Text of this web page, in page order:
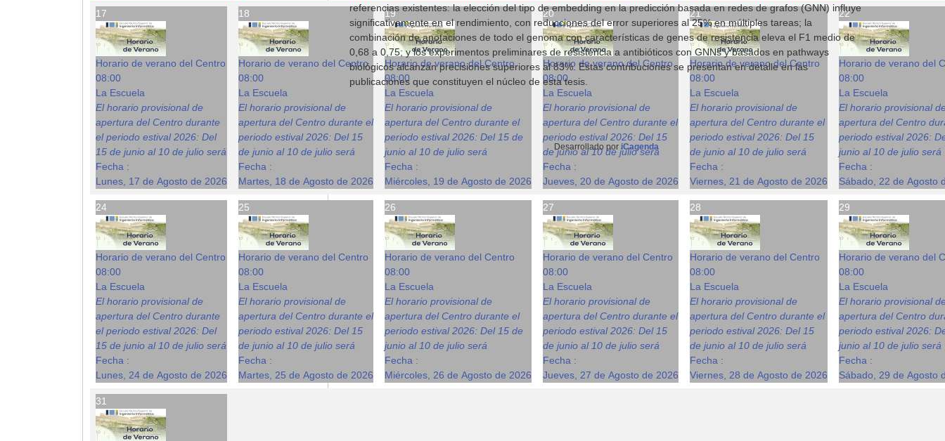
17
Horario de verano del Centro
08:00
La Escuela
El horario provisional de
apertura del Centro durante
el periodo estival 2026: Del
15 de junio al 10 de julio será
Fecha :
Lunes, 17 de Agosto de 2026
18
Horario de verano del Centro
08:00
La Escuela
El horario provisional de
apertura del Centro durante el
periodo estival 2026: Del 15
de junio al 10 de julio será
Fecha :
Martes, 18 de Agosto de 2026
19
Horario de verano del Centro
08:00
La Escuela
El horario provisional de
apertura del Centro durante el
periodo estival 2026: Del 15 de
junio al 10 de julio será
Fecha :
Miércoles, 19 de Agosto de 2026
20
Horario de verano del Centro
08:00
La Escuela
El horario provisional de
apertura del Centro durante el
periodo estival 2026: Del 15
de junio al 10 de julio será
Fecha :
Jueves, 20 de Agosto de 2026
21
Horario de verano del Centro
08:00
La Escuela
El horario provisional de
apertura del Centro durante el
periodo estival 2026: Del 15
de junio al 10 de julio será
Fecha :
Viernes, 21 de Agosto de 2026
22
Horario de verano del
08:00
La Escuela
El horario provisional
apertura del Centro
periodo estival 2026:
junio al 10 de julio será
Fecha :
Sábado, 22 de Agosto
24
Horario de verano del Centro
08:00
La Escuela
El horario provisional de
apertura del Centro durante
el periodo estival 2026: Del
15 de junio al 10 de julio será
Fecha :
Lunes, 24 de Agosto de 2026
25
Horario de verano del Centro
08:00
La Escuela
El horario provisional de
apertura del Centro durante el
periodo estival 2026: Del 15
de junio al 10 de julio será
Fecha :
Martes, 25 de Agosto de 2026
26
Horario de verano del Centro
08:00
La Escuela
El horario provisional de
apertura del Centro durante el
periodo estival 2026: Del 15 de
junio al 10 de julio será
Fecha :
Miércoles, 26 de Agosto de 2026
27
Horario de verano del Centro
08:00
La Escuela
El horario provisional de
apertura del Centro durante el
periodo estival 2026: Del 15
de junio al 10 de julio será
Fecha :
Jueves, 27 de Agosto de 2026
28
Horario de verano del Centro
08:00
La Escuela
El horario provisional de
apertura del Centro durante el
periodo estival 2026: Del 15
de junio al 10 de julio será
Fecha :
Viernes, 28 de Agosto de 2026
29
Horario de verano del
08:00
La Escuela
El horario provisional
apertura del Centro
periodo estival 2026:
junio al 10 de julio será
Fecha :
Sábado, 29 de Agosto
31
referencias existentes: la elección del tipo de embedding en la predicción basada en redes de grafos (GNN) influye
significativamente en el rendimiento, con reducciones del error superiores al 25% en múltiples tareas; la
combinación de anotaciones de todo el genoma con características de genes de resistencia eleva el F1 medio de
0,68 a 0,75; y los experimentos preliminares de resistencia a antibióticos con GNNs y basados en pathways
biológicos alcanzan precisiones superiores al 83%. Estas contribuciones se presentan en detalle en las
publicaciones que constituyen el núcleo de esta tesis.
Desarrollado por iCagenda